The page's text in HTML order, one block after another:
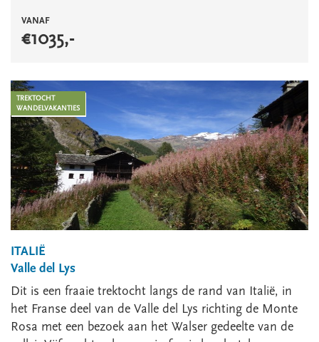
VANAF
€1035,-
TREKTOCHT
WANDELVAKANTIES
ITALIË
Valle del Lys
Dit is een fraaie trektocht langs de rand van Italië, in
het Franse deel van de Valle del Lys richting de Monte
Rosa met een bezoek aan het Walser gedeelte van de